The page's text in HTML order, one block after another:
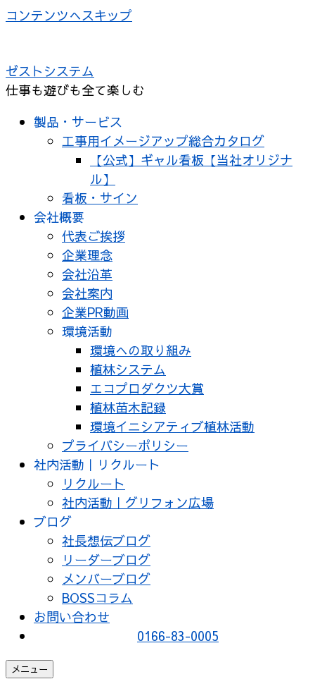
コンテンツへスキップ
ゼストシステム
仕事も遊びも全て楽しむ
製品・サービス
工事用イメージアップ総合カタログ
【公式】ギャル看板【当社オリジナ
ル】
看板・サイン
会社概要
代表ご挨拶
企業理念
会社沿革
会社案内
企業PR動画
環境活動
環境への取り組み
植林システム
エコプロダクツ大賞
植林苗木記録
環境イニシアティブ植林活動
プライバシーポリシー
社内活動｜リクルート
リクルート
社内活動｜グリフォン広場
ブログ
社長想伝ブログ
リーダーブログ
メンバーブログ
BOSSコラム
お問い合わせ
0166-83-0005
メニュー